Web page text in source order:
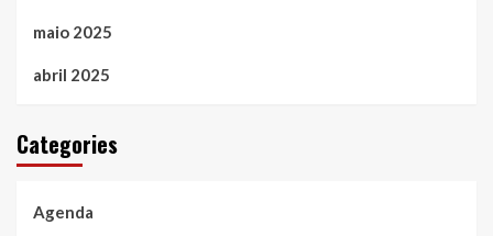
maio 2025
abril 2025
Categories
Agenda